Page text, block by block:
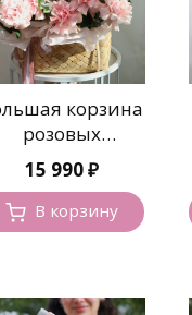
корзина
розовых
роз
15 990₽
В корзину